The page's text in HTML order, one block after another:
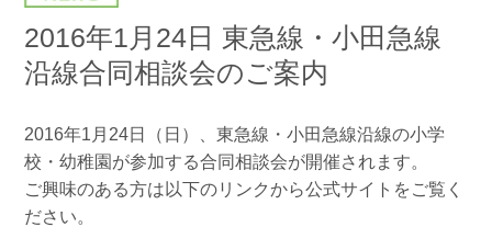
2016年1月24日 東急線・小田急線
沿線合同相談会のご案内
2016年1月24日（日）、東急線・小田急線沿線の小学
校・幼稚園が参加する合同相談会が開催されます。
ご興味のある方は以下のリンクから公式サイトをご覧く
ださい。